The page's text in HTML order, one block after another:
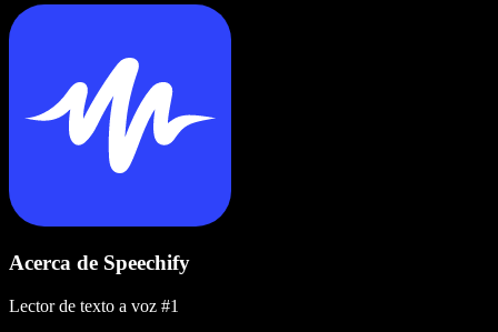
Acerca de Speechify
Lector de texto a voz #1